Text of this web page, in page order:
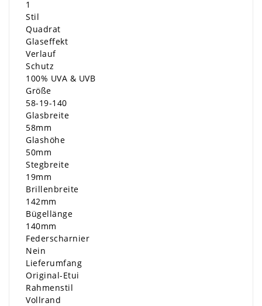
1
Stil
Quadrat
Glaseffekt
Verlauf
Schutz
100% UVA & UVB
Größe
58-19-140
Glasbreite
58mm
Glashöhe
50mm
Stegbreite
19mm
Brillenbreite
142mm
Bügellänge
140mm
Federscharnier
Nein
Lieferumfang
Original-Etui
Rahmenstil
Vollrand